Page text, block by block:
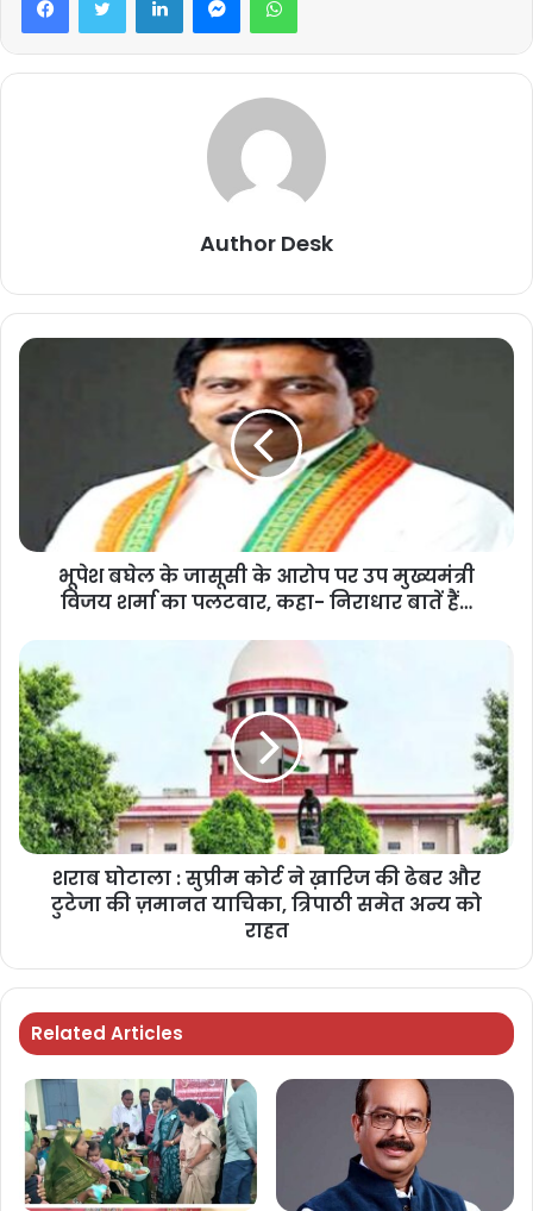
Author Desk
भूपेश बघेल के जासूसी के आरोप पर उप मुख्यमंत्री
विजय शर्मा का पलटवार, कहा- निराधार बातें हैं…
शराब घोटाला : सुप्रीम कोर्ट ने ख़ारिज की ढेबर और
टुटेजा की ज़मानत याचिका, त्रिपाठी समेत अन्य को
राहत
Related Articles